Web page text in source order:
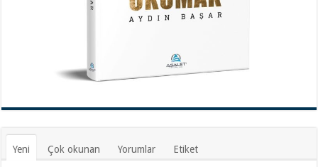
Yeni Çok okunan Yorumlar Etiket